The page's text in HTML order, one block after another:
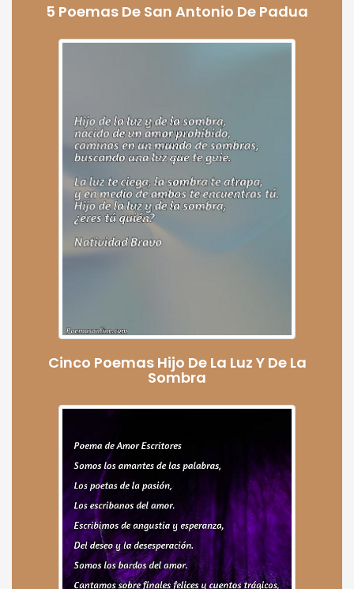
5 Poemas De San Antonio De Padua
Cinco Poemas Hijo De La Luz Y De La
Sombra